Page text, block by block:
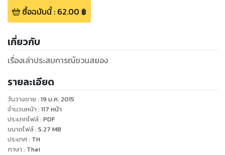
ซื้อฉบับนี้: 62.00 ฿
เกี่ยวกับ
เรื่องเล่าประสบการณ์ชวนสยอง
รายละเอียด
วันวางขาย : 19 ม.ค. 2015
จำนวนหน้า : 117 หน้า
ประเภทไฟล์: PDF
ขนาดไฟล์: 5.27 MB
ประเทศ: TH
ภาษา : Thai